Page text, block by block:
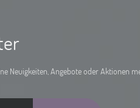
Neuigkeiten, Angebote oder Aktionen